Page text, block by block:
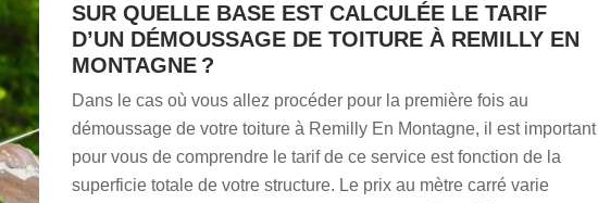
SUR QUELLE BASE EST CALCULÉE LE TARIF
D’UN DÉMOUSSAGE DE TOITURE À REMILLY EN
MONTAGNE ?
Dans le cas où vous allez procéder pour la première fois au
démoussage de votre toiture à Remilly En Montagne, il est important
pour vous de comprendre le tarif de ce service est fonction de la
superficie totale de votre structure. Le prix au mètre carré varie